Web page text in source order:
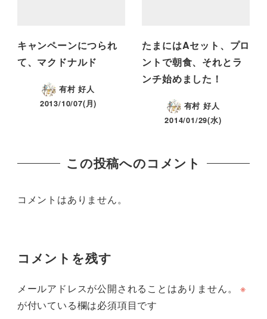
キャンペーンにつられ
て、マクドナルド
有村 好人
2013/10/07(月)
たまにはAセット、プロ
ントで朝食、それとラ
ンチ始めました！
有村 好人
2014/01/29(水)
この投稿へのコメント
コメントはありません。
コメントを残す
メールアドレスが公開されることはありません。
※
が付いている欄は必須項目です